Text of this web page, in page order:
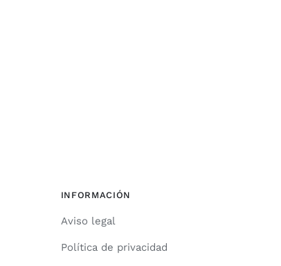
INFORMACIÓN
Aviso legal
Política de privacidad